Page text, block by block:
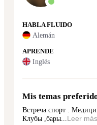
HABLA FLUIDO
Alemán
APRENDE
Inglés
Mis temas
Встреча спорт .
Клубы ,бары... Leer más